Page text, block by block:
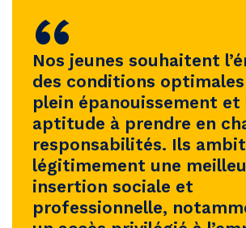
“
Nos jeunes souhaitent
des conditions
plein épanouissement et
aptitude à prendre en
responsabilités. Ils
légitimement une
insertion sociale et
professionnelle,